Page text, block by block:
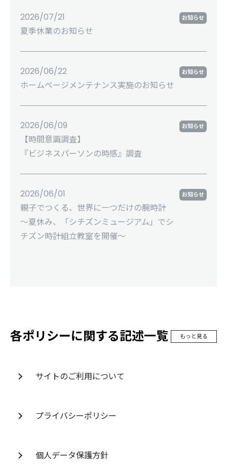
2026/07/21
夏季休業のお知らせ
お知らせ
2026/06/22
ホームページメンテナンス実施のお知らせ
お知らせ
2026/06/09
【時間意識調査】
『ビジネスパーソンの時感』調査
お知らせ
2026/06/01
親子でつくる、世界に一つだけの腕時計
～夏休み、「シチズンミュージアム」でシ
チズン時計組立教室を開催～
お知らせ
各ポリシーに関する記述一覧 もっと見る
サイトのご利用について
プライバシーポリシー
個人データ保護方針